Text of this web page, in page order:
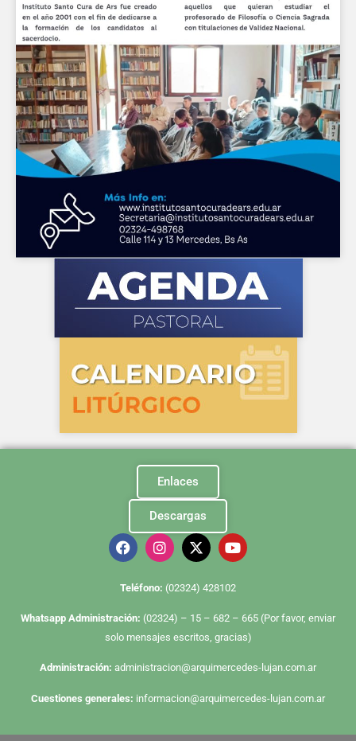
Enlaces
Descargas
Teléfono: (02324) 428102
Whatsapp Administración: (02324) – 15 – 682 – 665 (Por favor, enviar
solo mensajes escritos, gracias)
Administración: administracion@arquimercedes-lujan.com.ar
Cuestiones generales: informacion@arquimercedes-lujan.com.ar